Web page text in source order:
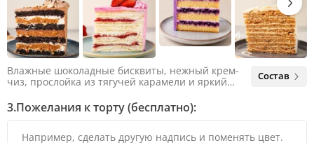
Влажные шоколадные бисквиты, нежный крем-
чиз, прослойка из тягучей карамели и яркий
яркий вкус шоколада и тягучей карамели, не
оставляя ни единого шанса остаться
Состав
3.Пожелания к торту (бесплатно):